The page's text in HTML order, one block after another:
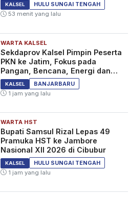
KALSEL
HULU SUNGAI TENGAH
53 menit yang lalu
WARTA KALSEL
Sekdaprov Kalsel Pimpin Peserta
PKN ke Jatim, Fokus pada
Pangan, Bencana, Energi dan
Ekonomi
KALSEL
BANJARBARU
1 jam yang lalu
WARTA HST
Bupati Samsul Rizal Lepas 49
Pramuka HST ke Jambore
Nasional XII 2026 di Cibubur
KALSEL
HULU SUNGAI TENGAH
1 jam yang lalu